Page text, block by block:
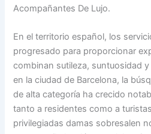
Acompañantes De Lujo.
En el territorio español, los
progresado para proporcionar
combinan sutileza, suntuosidad
en la ciudad de Barcelona, la
de alta categoría ha crecido
tanto a residentes como a
privilegiadas damas sobresalen